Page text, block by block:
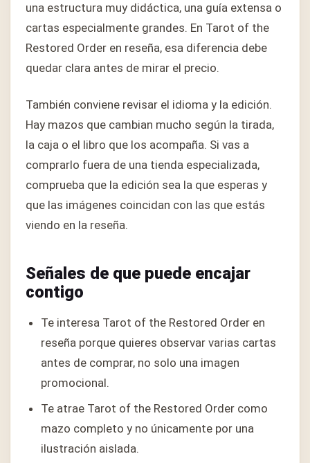
una estructura muy didáctica, una guía extensa o
cartas especialmente grandes. En Tarot of the
Restored Order en reseña, esa diferencia debe
quedar clara antes de mirar el precio.
También conviene revisar el idioma y la edición.
Hay mazos que cambian mucho según la tirada,
la caja o el libro que los acompaña. Si vas a
comprarlo fuera de una tienda especializada,
comprueba que la edición sea la que esperas y
que las imágenes coincidan con las que estás
viendo en la reseña.
Señales de que puede encajar
contigo
Te interesa Tarot of the Restored Order en
reseña porque quieres observar varias cartas
antes de comprar, no solo una imagen
promocional.
Te atrae Tarot of the Restored Order como
mazo completo y no únicamente por una
ilustración aislada.